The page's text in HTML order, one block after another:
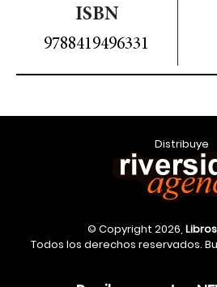
ISBN
9788419496331
Distribuye
© Copyright 2026,
Todos los derechos reservados.